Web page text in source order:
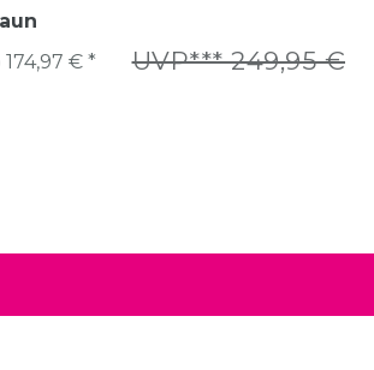
UVP*** 249,95 €
174,97 € *